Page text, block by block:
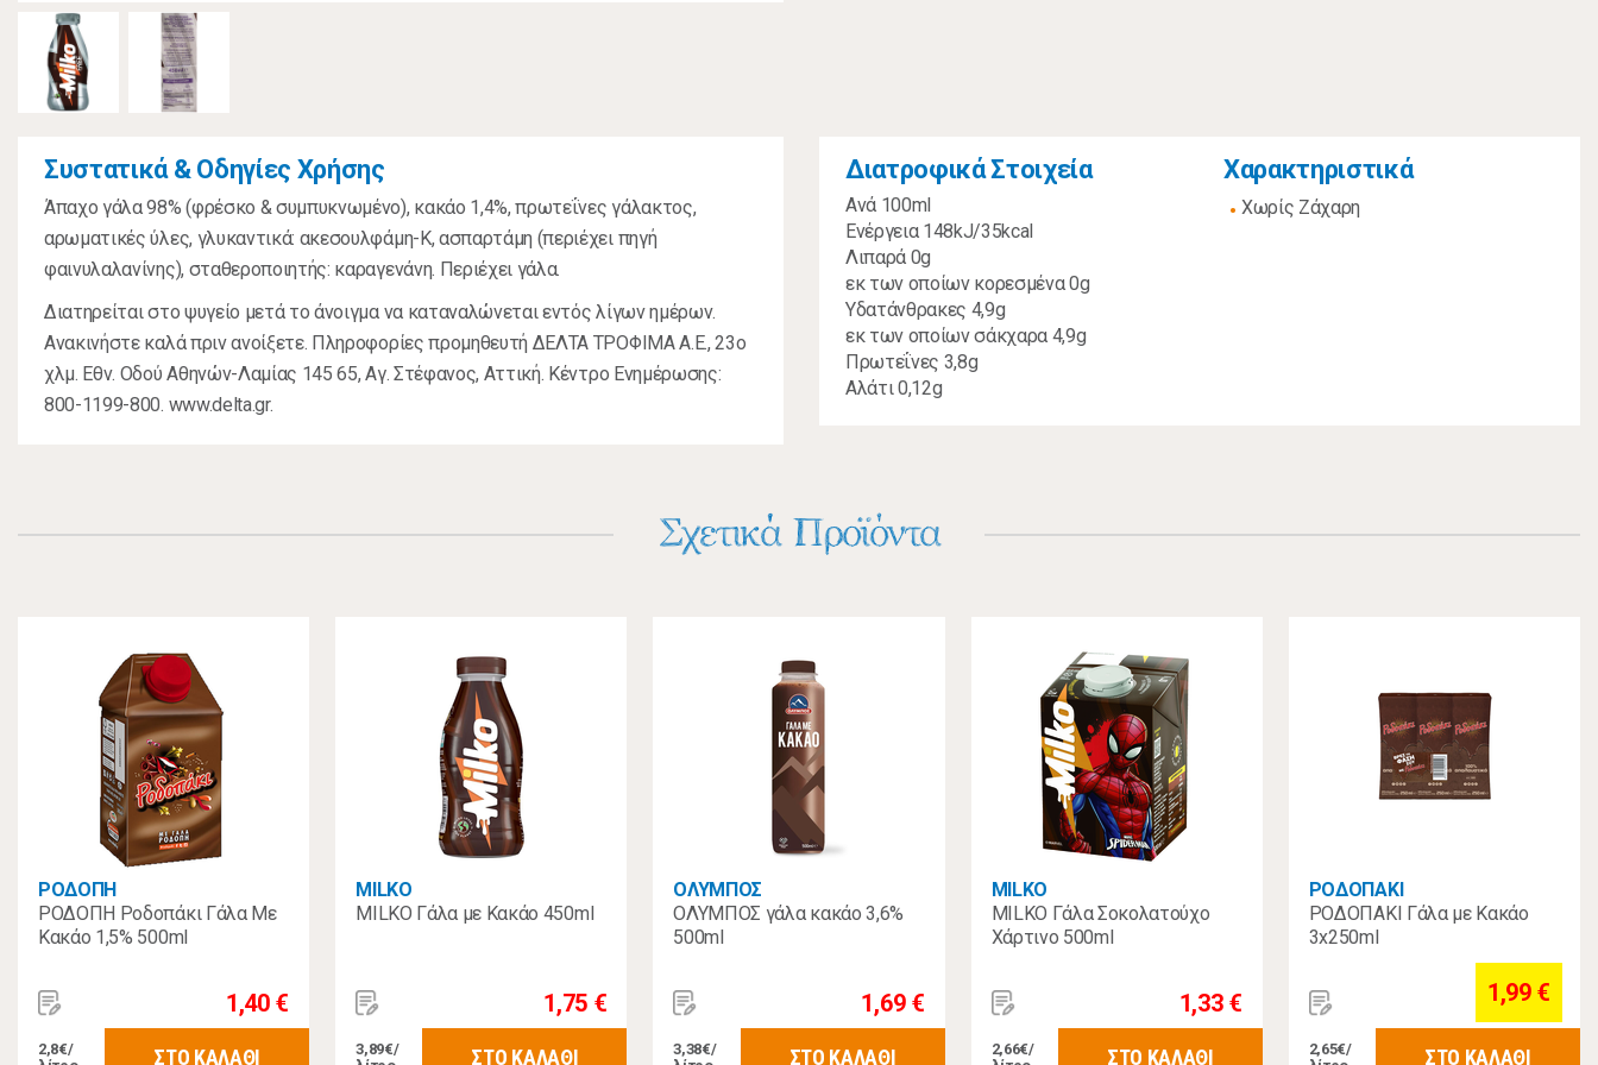
Συστατικά & Οδηγίες Χρήσης
Άπαχο γάλα 98% (φρέσκο & συμπυκνωμένο), κακάο 1,4%, πρωτεΐνες γάλακτος,
αρωματικές ύλες, γλυκαντικά: ακεσουλφάμη-Κ, ασπαρτάμη (περιέχει πηγή
φαινυλαλανίνης), σταθεροποιητής: καραγενάνη. Περιέχει γάλα.
Διατηρείται στο ψυγείο μετά το άνοιγμα να καταναλώνεται εντός λίγων ημέρων.
Ανακινήστε καλά πριν ανοίξετε. Πληροφορίες προμηθευτή ΔΕΛΤΑ ΤΡΟΦΙΜΑ Α.Ε., 23ο
χλμ. Εθν. Οδού Αθηνών-Λαμίας 145 65, Αγ. Στέφανος, Αττική. Κέντρο Ενημέρωσης:
800-1199-800. www.delta.gr.
Διατροφικά Στοιχεία
Ανά 100ml
Ενέργεια 148kJ/35kcal
Λιπαρά 0g
εκ των οποίων κορεσμένα 0g
Υδατάνθρακες 4,9g
εκ των οποίων σάκχαρα 4,9g
Πρωτεΐνες 3,8g
Αλάτι 0,12g
Χαρακτηριστικά
Χωρίς Ζάχαρη
Σχετικά Προϊόντα
ΡΟΔΟΠΗ
ΡΟΔΟΠΗ Ροδοπάκι Γάλα Με
Κακάο 1,5% 500ml
1,40 €
2,8€/
ΣΤΟ ΚΑΛΑΘΙ
MILKO
MILKO Γάλα με Κακάο 450ml
1,75 €
3,89€/
ΣΤΟ ΚΑΛΑΘΙ
ΟΛΥΜΠΟΣ
ΟΛΥΜΠΟΣ γάλα κακάο 3,6%
500ml
1,69 €
3,38€/
ΣΤΟ ΚΑΛΑΘΙ
MILKO
MILKO Γάλα Σοκολατούχο
Χάρτινο 500ml
1,33 €
2,66€/
ΣΤΟ ΚΑΛΑΘΙ
ΡΟΔΟΠΑΚΙ
ΡΟΔΟΠΑΚΙ Γάλα με Κακάο
3x250ml
1,99 €
2,65€/
ΣΤΟ ΚΑΛΑΘΙ